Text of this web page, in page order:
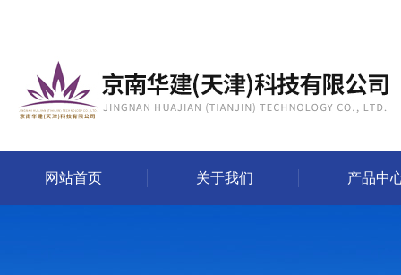
网站首页 关于我们 产品中